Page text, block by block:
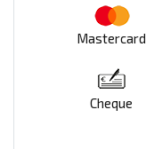
Mastercard
Cheque